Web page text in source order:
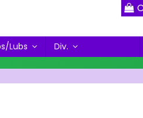
Lubs Div.